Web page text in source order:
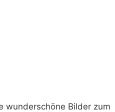
wunderschöne Bilder zum